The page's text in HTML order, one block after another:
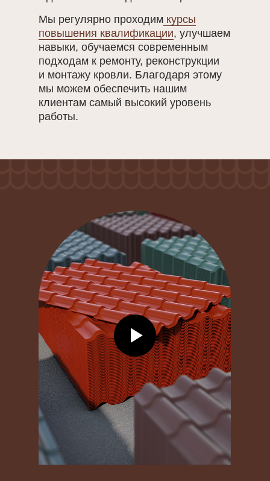
Мы регулярно проходим курсы
повышения квалификации, улучшаем
навыки, обучаемся современным
подходам к ремонту, реконструкции
и монтажу кровли. Благодаря этому
мы можем обеспечить нашим
клиентам самый высокий уровень
работы.